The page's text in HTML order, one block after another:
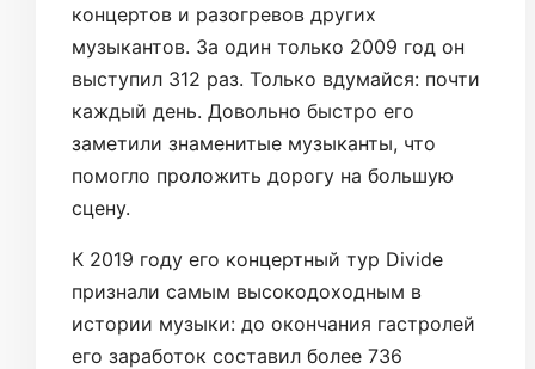
концертов и разогревов других
музыкантов. За один только 2009 год он
выступил 312 раз. Только вдумайся: почти
каждый день. Довольно быстро его
заметили знаменитые музыканты, что
помогло проложить дорогу на большую
сцену.
К 2019 году его концертный тур Divide
признали самым высокодоходным в
истории музыки: до окончания гастролей
его заработок составил более 736